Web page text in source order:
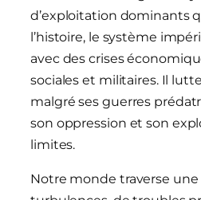
d’exploitation dominants
l’histoire, le système
avec des crises
sociales et militaires. Il
malgré ses guerres
son oppression et son
limites.
Notre monde traverse